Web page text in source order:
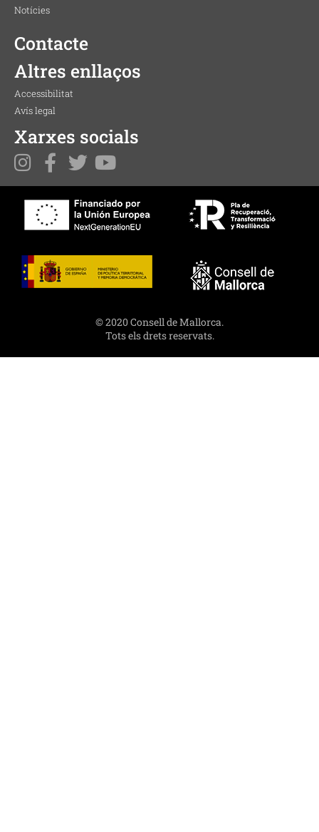
Notícies
Contacte
Altres enllaços
Accessibilitat
Avís legal
Xarxes socials
© 2020 Consell de Mallorca.
Tots els drets reservats.